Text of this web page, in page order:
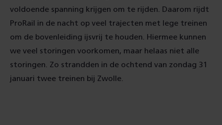
voldoende spanning krijgen om te rijden. Daarom rijdt
ProRail in de nacht op veel trajecten met lege treinen
om de bovenleiding ijsvrij te houden. Hiermee kunnen
we veel storingen voorkomen, maar helaas niet alle
storingen. Zo strandden in de ochtend van zondag 31
januari twee treinen bij Zwolle.